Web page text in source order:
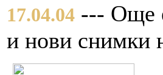
17.04.04 --- Още
и нови снимки